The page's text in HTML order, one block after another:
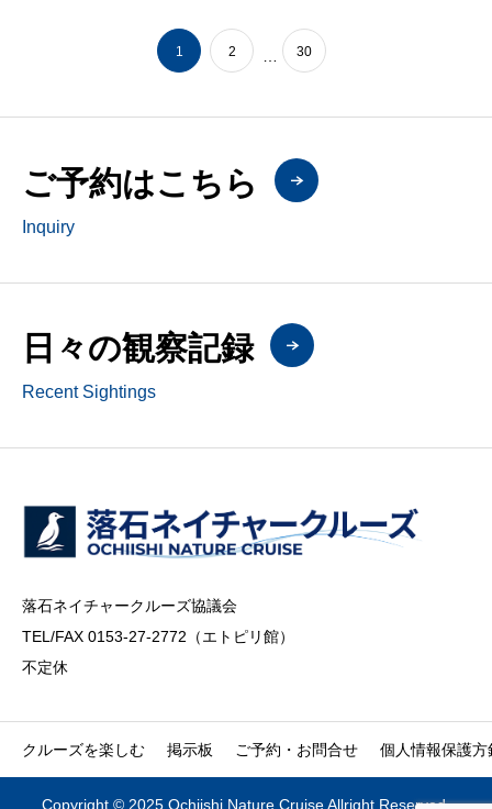
1 2 30
ご予約はこちら
Inquiry
日々の観察記録
Recent Sightings
落石ネイチャークルーズ協議会
TEL/FAX 0153-27-2772（エトピリ館）
不定休
クルーズを楽しむ 掲示板 ご予約・お問合せ 個人情報保護方
Copyright © 2025 Ochiishi Nature Cruise Allright Reserved.